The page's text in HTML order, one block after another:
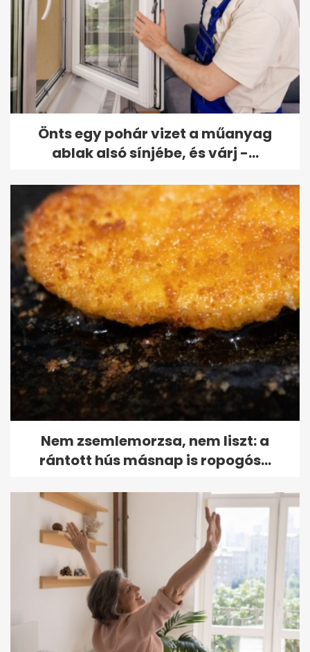
Önts egy pohár vizet a műanyag
ablak alsó sínjébe, és várj -...
Nem zsemlemorzsa, nem liszt: a
rántott hús másnap is ropogós...